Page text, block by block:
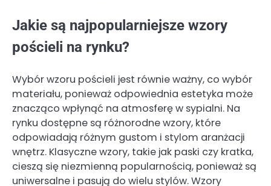
Jakie są najpopularniejsze wzory
pościeli na rynku?
Wybór wzoru pościeli jest równie ważny, co wybór
materiału, ponieważ odpowiednia estetyka może
znacząco wpłynąć na atmosferę w sypialni. Na
rynku dostępne są różnorodne wzory, które
odpowiadają różnym gustom i stylom aranżacji
wnętrz. Klasyczne wzory, takie jak paski czy kratka,
cieszą się niezmienną popularnością, ponieważ są
uniwersalne i pasują do wielu stylów. Wzory